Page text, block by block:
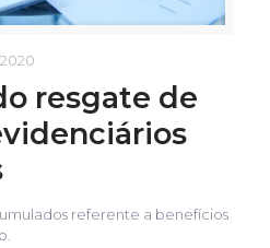
resgate de
referente a benefícios